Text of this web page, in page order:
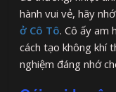
hành vui vẻ, hãy
ở Cô Tô. Cô ấy am
cách tạo không khí
nghiệm đáng nhớ